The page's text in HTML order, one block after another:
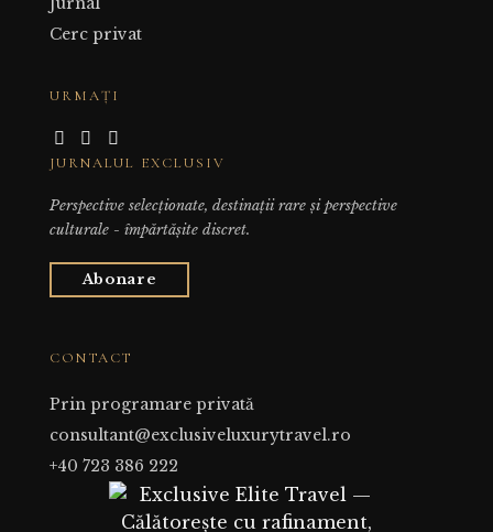
Cerc privat
URMAȚI
JURNALUL EXCLUSIV
Perspective selecționate, destinații rare și perspective
culturale - împărtășite discret.
Abonare
CONTACT
Prin programare privată
consultant@exclusiveluxurytravel.ro
+40 723 386 222